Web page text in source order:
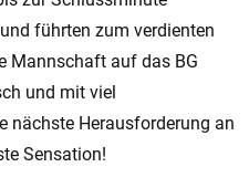
führten zum verdienten
Mannschaft auf das BG
und mit viel
nächste Herausforderung an
Sensation!